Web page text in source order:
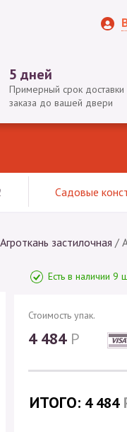
5 дней
Примерный срок доставки
заказа до вашей двери
Садовые
Агроткань застилочная /
Есть в наличии 9
Стоимость упак.
4 484Р
ИТОГО: 4 484